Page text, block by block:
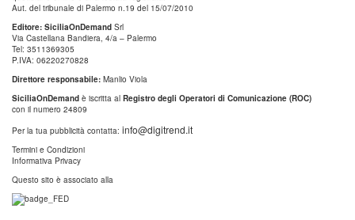
Aut. del tribunale di Palermo n.19 del 15/07/2010
Editore: SiciliaOnDemand Srl
Via Castellana Bandiera, 4/a – Palermo
Tel: 3511369305
P.IVA: 06220270828
Direttore responsabile: Manlio Viola
SiciliaOnDemand è iscritta al Registro degli Operatori di Comunicazione (ROC)
con il numero 24809
Per la tua pubblicità contatta: info@digitrend.it
Termini e Condizioni
Informativa Privacy
Questo sito è associato alla